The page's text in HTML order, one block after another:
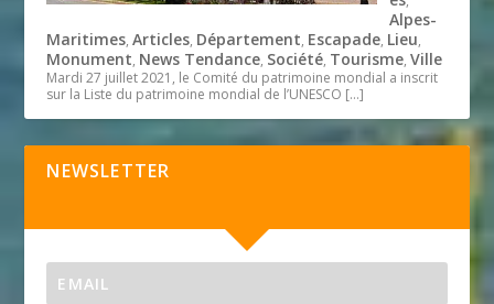
Alpes-
Maritimes,Articles, Département, Escapade, Lieu,
Monument, News Tendance, Société, Tourisme,Ville
Mardi 27 juillet 2021, le Comité du patrimoine mondial a inscrit
sur la Liste du patrimoine mondial de l’UNESCO […]
NEWSLETTER